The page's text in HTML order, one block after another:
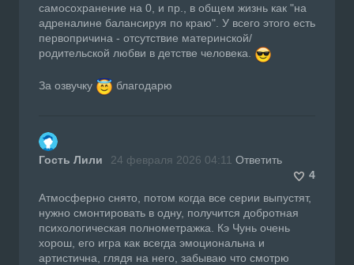
самосохранение на 0, и пр., в общем жизнь как "на
адреналине балансируя по краю". У всего этого есть
первопричина - отсутствие материнской/
родительской любви в детстве человека.
За озвучку благодарю
Гость Лили 24 февраля 2026 04:11 Ответить
4
Атмосферно снято, потом когда все серии выпустят,
нужно смонтировать в одну, получится добротная
психологическая полнометражка. Кэ Чунь очень
хорош, его игра как всегда эмоциональна и
артистична, глядя на него, забываю что смотрю